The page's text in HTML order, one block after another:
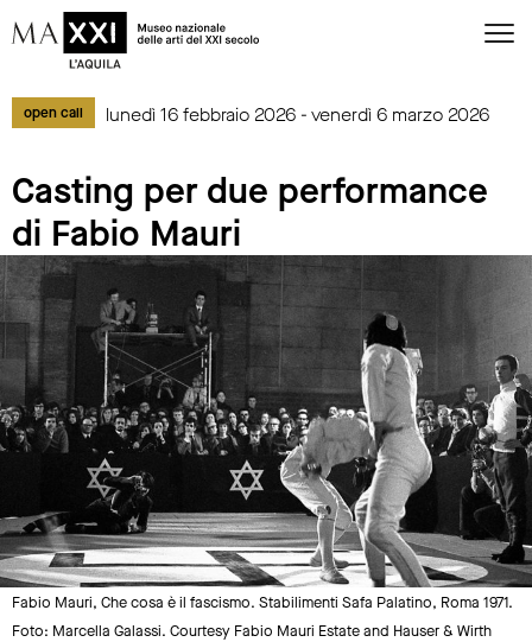
open call lunedì 16 febbraio 2026 - venerdì 6 marzo 2026
Casting per due performance
di Fabio Mauri
Fabio Mauri, Che cosa è il fascismo. Stabilimenti Safa Palatino, Roma 1971.
Foto: Marcella Galassi. Courtesy Fabio Mauri Estate and Hauser & Wirth